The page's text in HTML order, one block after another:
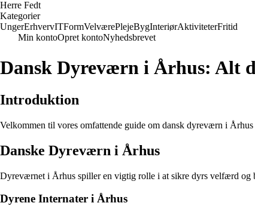
Herre Fedt
Kategorier
UngerErhvervITFormVelværePlejeBygInteriørAktiviteterFritid
Min kontoOpret kontoNyhedsbrevet
Dansk Dyreværn i Århus: Alt
Introduktion
Velkommen til vores omfattende guide om dansk dyreværn i
Danske Dyreværn i Århus
Dyreværnet i Århus spiller en vigtig rolle i at sikre dyrs velfærd og
Dyrene Internater i Århus